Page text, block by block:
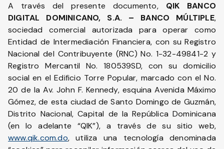
A través del presente documento, QIK BANCO
DIGITAL DOMINICANO, S.A. – BANCO MÚLTIPLE,
sociedad comercial autorizada para operar como
Entidad de Intermediación Financiera, con su Registro
Nacional del Contribuyente (RNC) No. 1-32-49841-2 y
Registro Mercantil No. 180539SD, con su domicilio
social en el Edificio Torre Popular, marcado con el No.
20 de la Av. John F. Kennedy, esquina Avenida Máximo
Gómez, de esta ciudad de Santo Domingo de Guzmán,
Distrito Nacional, Capital de la República Dominicana
(en lo adelante “QIK”), a través de su sitio web,
www.qik.com.do, utiliza una tecnología denominada